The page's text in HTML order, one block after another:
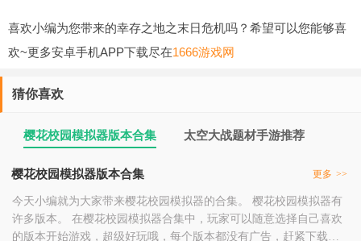
喜欢小编为您带来的幸存之地之末日危机吗？希望可以您能够喜
欢~更多安卓手机APP下载尽在1666游戏网
猜你喜欢
樱花校园模拟器版本合集 太空大战题材手游推荐
樱花校园模拟器版本合集 更多 >>
今天小编就为大家带来樱花校园模拟器的合集。 樱花校园模拟器有
许多版本。 在樱花校园模拟器合集中，玩家可以随意选择自己喜欢
的版本开始游戏，超级好玩哦，每个版本都没有广告，赶紧下载樱